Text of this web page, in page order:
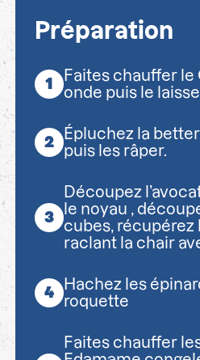
Préparation
Faites chauffer le
onde puis le
Épluchez la
puis les râper.
Découpez
le noyau ,
cubes, récupérez
raclant la chair
Hachez les
roquette
Faites chauffer